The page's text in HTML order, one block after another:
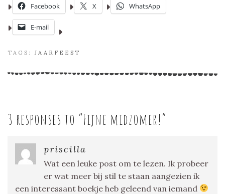
Facebook X WhatsApp
E-mail
TAGS: JAARFEEST
3 responses to “Fijne midzomer!”
priscilla
Wat een leuke post om te lezen. Ik probeer
er wat meer bij stil te staan aangezien ik
een interessant boekje heb geleend van iemand